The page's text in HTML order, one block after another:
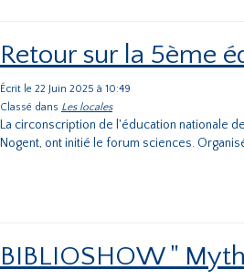
Retour sur la 5ème
Écrit le 22 Juin 2025 à 10:49
Classé dans Les locales
La circonscription de l'éducation nationale
Nogent, ont initié le forum sciences.
BIBLIOSHOW "